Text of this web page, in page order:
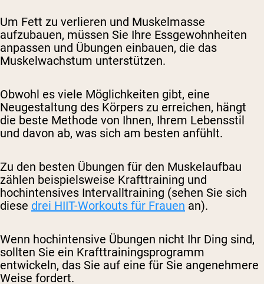
Um Fett zu verlieren und Muskelmasse
aufzubauen, müssen Sie Ihre Essgewohnheiten
anpassen und Übungen einbauen, die das
Muskelwachstum unterstützen.
Obwohl es viele Möglichkeiten gibt, eine
Neugestaltung des Körpers zu erreichen, hängt
die beste Methode von Ihnen, Ihrem Lebensstil
und davon ab, was sich am besten anfühlt.
Zu den besten Übungen für den Muskelaufbau
zählen beispielsweise Krafttraining und
hochintensives Intervalltraining (sehen Sie sich
diese drei HIIT-Workouts für Frauen an).
Wenn hochintensive Übungen nicht Ihr Ding sind,
sollten Sie ein Krafttrainingsprogramm
entwickeln, das Sie auf eine für Sie angenehmere
Weise fordert.